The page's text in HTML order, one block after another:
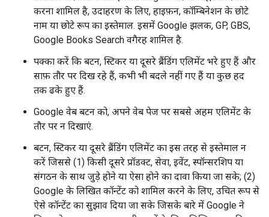
करना शामिल है, उदाहरण के लिए, हाइफ़न, कॉम्बिनेशन के छोटे
नाम या छोटे रूप का इस्तेमाल. इसमें Google झलक, GP, GBS,
Google Books Search वगैरह शामिल है.
पक्का करें कि बटन, स्टिकर या दूसरे ब्रैंडिंग एलिमेंट भरे हुए हैं और
साफ़ तौर पर दिख रहे हैं, कभी भी बदले नहीं गए हैं या कुछ हद
तक ढके हुए हैं.
Google वेब बटन को, अपने वेब पेज पर सबसे अहम एलिमेंट के
तौर पर न दिखाएं.
बटन, स्टिकर या दूसरे ब्रैंडिंग एलिमेंट का इस तरह से इस्तेमाल न
करें जिससे (1) किसी दूसरे प्रॉडक्ट, सेवा, इवेंट, स्पॉन्सरशिप या
संगठन के साथ जुड़े होने या ऐसा होने का दावा किया जा सके; (2)
Google के लिखित कॉन्टेंट को शामिल करने के लिए, उचित रूप से
ऐसे कॉन्टेंट का सुझाव दिया जा सके जिसके बारे में Google ने